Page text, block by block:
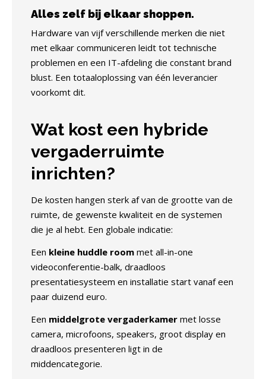
Alles zelf bij elkaar shoppen.
Hardware van vijf verschillende merken die niet
met elkaar communiceren leidt tot technische
problemen en een IT-afdeling die constant brand
blust. Een totaaloplossing van één leverancier
voorkomt dit.
Wat kost een hybride
vergaderruimte
inrichten?
De kosten hangen sterk af van de grootte van de
ruimte, de gewenste kwaliteit en de systemen
die je al hebt. Een globale indicatie:
Een kleine huddle room met all-in-one
videoconferentie-balk, draadloos
presentatiesysteem en installatie start vanaf een
paar duizend euro.
Een middelgrote vergaderkamer met losse
camera, microfoons, speakers, groot display en
draadloos presenteren ligt in de
middencategorie.